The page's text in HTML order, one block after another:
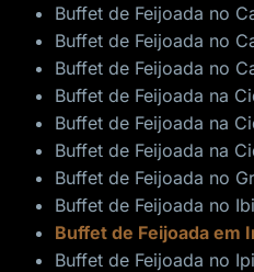
Buffet de Feijoada no
Buffet de Feijoada no
Buffet de Feijoada no
Buffet de Feijoada na
Buffet de Feijoada na
Buffet de Feijoada na
Buffet de Feijoada no
Buffet de Feijoada no
Buffet de Feijoada em
Buffet de Feijoada no